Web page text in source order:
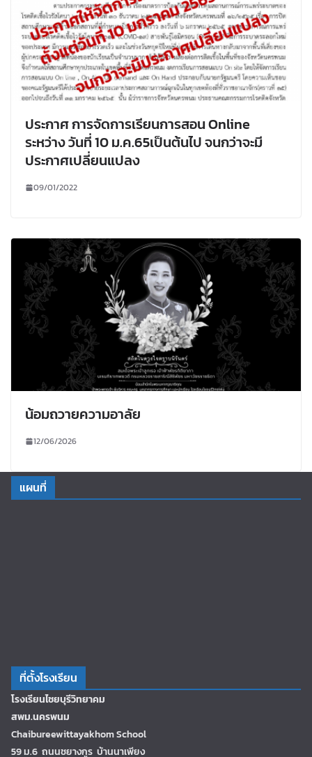
ประกาศ การจัดการเรียนการสอน Online
ระหว่าง วันที่ 10 ม.ค.65เป็นต้นไป จนกว่าจะมี
ประกาศเปลี่ยนแปลง
09/01/2022
น้อมถวายความอาลัย
12/06/2026
แผนที่
ที่ตั้งโรงเรียน
โรงเรียนไชยบุรีวิทยาคม
สพม.นครพนม
Chaibureewittayakhom School
59 ม.6 ถนนชยางกูร บ้านนาเพียง